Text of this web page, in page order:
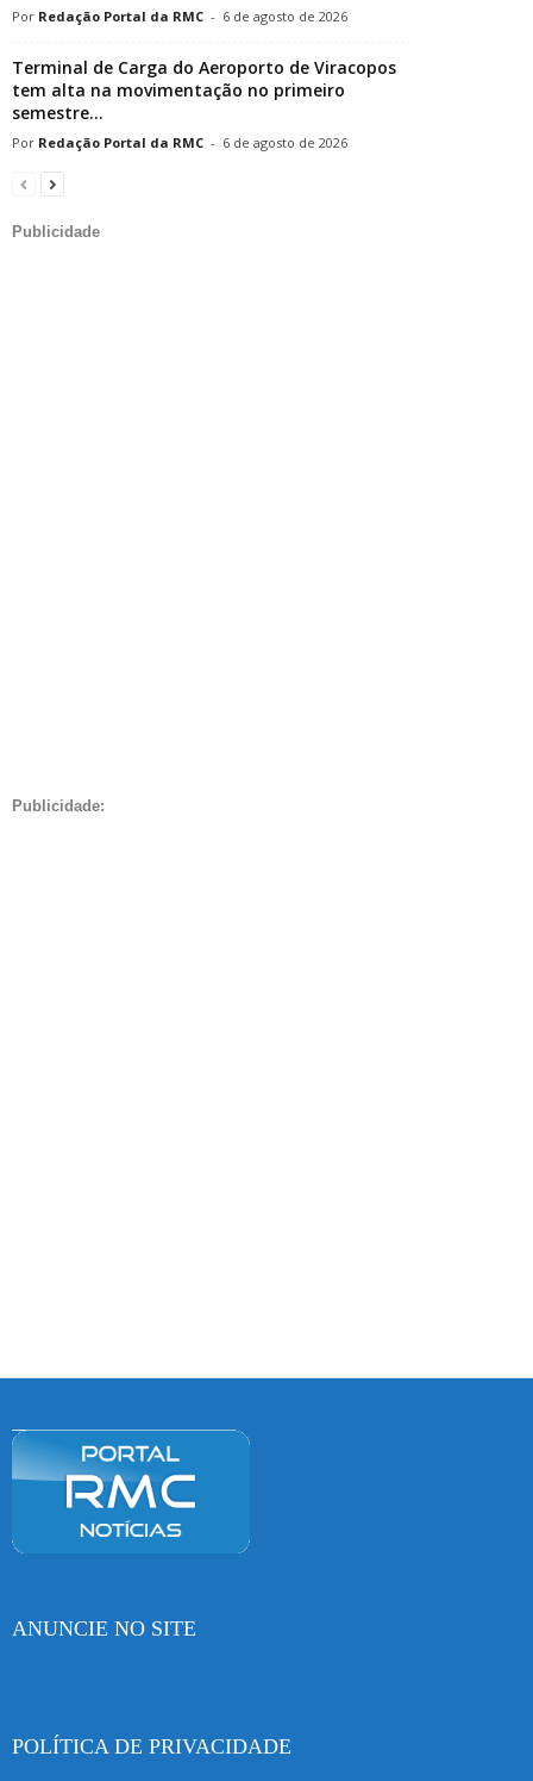
Redação Portal da RMC - 6 de agosto de 2026
Terminal de Carga do Aeroporto de Viracopos
tem alta na movimentação no primeiro
semestre...
Redação Portal da RMC - 6 de agosto de 2026
Publicidade
Publicidade:
ANUNCIE NO SITE
POLÍTICA DE PRIVACIDADE